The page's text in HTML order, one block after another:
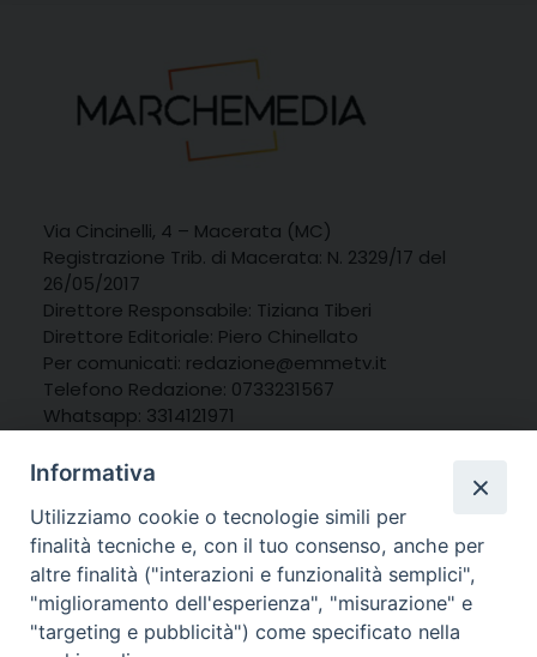
Via Cincinelli, 4 – Macerata (MC)
Registrazione Trib. di Macerata: N. 2329/17 del
26/05/2017
Direttore Responsabile: Tiziana Tiberi
Direttore Editoriale: Piero Chinellato
Per comunicati: redazione@emmetv.it
Telefono Redazione: 0733231567
Whatsapp: 3314121971
Informativa
Utilizziamo cookie o tecnologie simili per
finalità tecniche e, con il tuo consenso, anche per
altre finalità ("interazioni e funzionalità semplici",
"miglioramento dell'esperienza", "misurazione" e
"targeting e pubblicità") come specificato nella